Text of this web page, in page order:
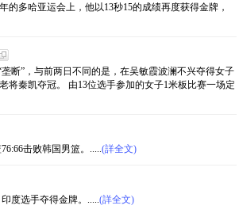
的多哈亚运会上，他以13秒15的成绩再度获得金牌，
断”，与前两日不同的是，在吴敏霞波澜不兴夺得女子
将秦凯夺冠。 由13位选手参加的女子1米板比赛一场定
击败韩国男篮。.....(詳全文)
度选手夺得金牌。.....(詳全文)